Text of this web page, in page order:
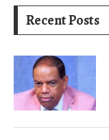
Recent Posts